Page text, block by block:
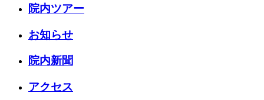
院内ツアー
お知らせ
院内新聞
アクセス